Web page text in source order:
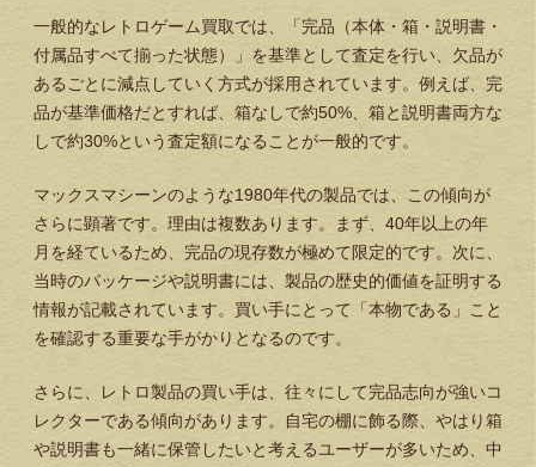
一般的なレトロゲーム買取では、「完品（本体・箱・説明書・
付属品すべて揃った状態）」を基準として査定を行い、欠品が
あるごとに減点していく方式が採用されています。例えば、完
品が基準価格だとすれば、箱なしで約50%、箱と説明書両方な
しで約30%という査定額になることが一般的です。
マックスマシーンのような1980年代の製品では、この傾向が
さらに顕著です。理由は複数あります。まず、40年以上の年
月を経ているため、完品の現存数が極めて限定的です。次に、
当時のパッケージや説明書には、製品の歴史的価値を証明する
情報が記載されています。買い手にとって「本物である」こと
を確認する重要な手がかりとなるのです。
さらに、レトロ製品の買い手は、往々にして完品志向が強いコ
レクターである傾向があります。自宅の棚に飾る際、やはり箱
や説明書も一緒に保管したいと考えるユーザーが多いため、中